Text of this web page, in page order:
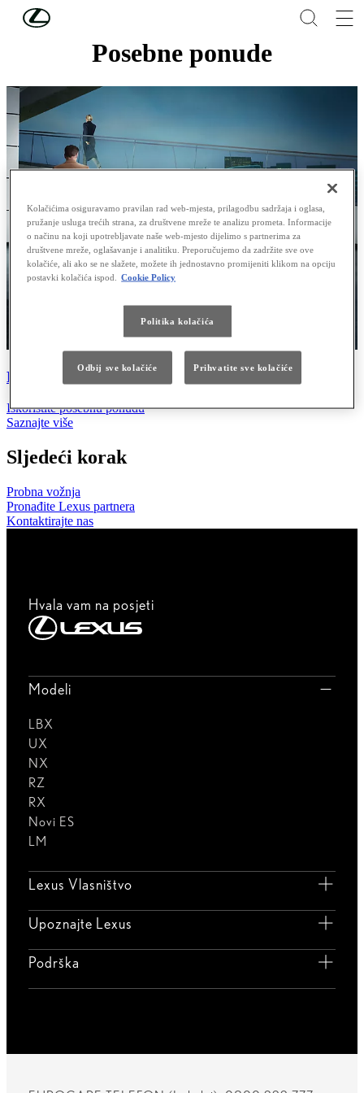
Skip to Main Content
Posebne ponude
POSEBNE PONUDE
Iskoristite posebnu ponudu
Saznajte više
Sljedeći korak
Probna vožnja
Pronađite Lexus partnera
Kontaktirajte nas
Hvala vam na posjeti
Modeli
LBX
UX
NX
RZ
RX
Novi ES
LM
Lexus Vlasništvo
Upoznajte Lexus
Podrška
Kolačićima osiguravamo pravilan rad web-mjesta, prilagodbu sadržaja i oglasa,
pružanje usluga trećih strana, za društvene mreže te analizu prometa. Informacije
o načinu na koji upotrebljavate naše web-mjesto dijelimo s partnerima za
društvene mreže, oglašavanje i analitiku. Preporučujemo da zadržite sve ove
kolačiće, ali ako se ne slažete, možete ih jednostavno promijeniti klikom na opciju
postavki kolačića ispod.
Cookie Policy
Politika kolačića
Odbij sve kolačiće Prihvatite sve kolačiće